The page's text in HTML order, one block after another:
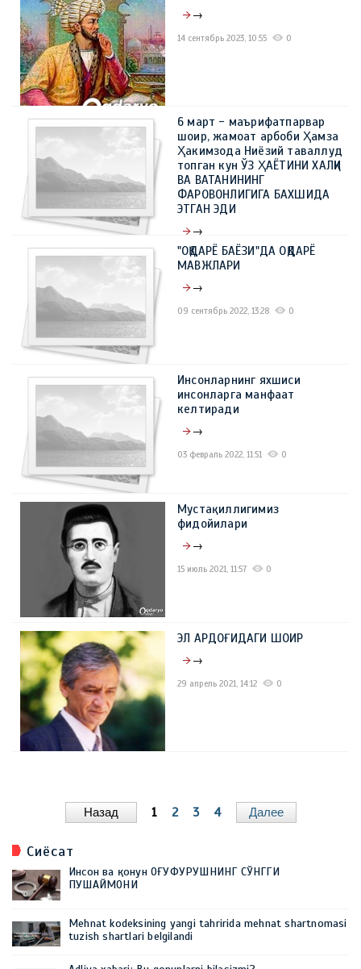
→
14 сентябрь 2023, 10:55 0
6 март - маърифатпарвар
шоир, жамоат арбоби Ҳамза
Ҳакимзода Ниёзий таваллуд
топган кун ЎЗ ҲАЁТИНИ ХАЛҚИ
ВА ВАТАНИНИНГ
ФАРОВОНЛИГИГА БАХШИДА
ЭТГАН ЭДИ
→
09 март 2023, 11:41 0
"OҚДАРЁ БАЁЗИ"ДА ОҚДАРЁ
МАВЖЛАРИ
→
09 сентябрь 2022, 13:28 0
Инсонларнинг яхшиси
инсонларга манфаат
келтиради
→
03 февраль 2022, 11:51 0
Мустақиллигимиз
фидойилари
→
15 июль 2021, 11:57 0
ЭЛ АРДОҒИДАГИ ШОИР
→
29 апрель 2021, 14:12 0
Назад 1 2 3 4 Далее
Сиёсат
Инсон ва қонун ОҒУФУРУШНИНГ СЎНГГИ
ПУШАЙМОНИ
Mehnat kodeksining yangi tahririda mehnat shartnomasi
tuzish shartlari belgilandi